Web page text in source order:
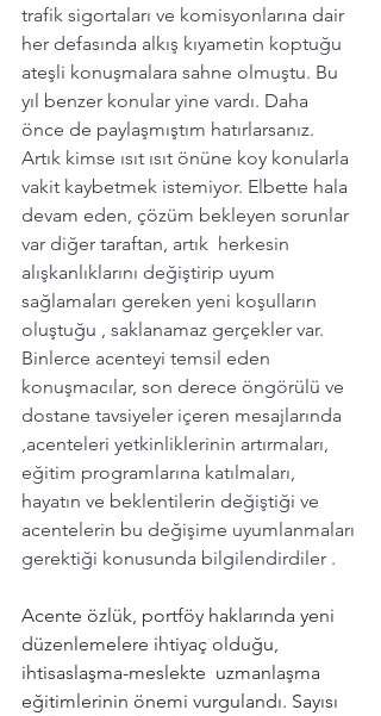
trafik sigortaları ve komisyonlarına dair
her defasında alkış kıyametin koptuğu
ateşli konuşmalara sahne olmuştu. Bu
yıl benzer konular yine vardı. Daha
önce de paylaşmıştım hatırlarsanız.
Artık kimse ısıt ısıt önüne koy konularla
vakit kaybetmek istemiyor. Elbette hala
devam eden, çözüm bekleyen sorunlar
var diğer taraftan, artık  herkesin
alışkanlıklarını değiştirip uyum
sağlamaları gereken yeni koşulların
oluştuğu , saklanamaz gerçekler var.
Binlerce acenteyi temsil eden
konuşmacılar, son derece öngörülü ve
dostane tavsiyeler içeren mesajlarında
,acenteleri yetkinliklerinin artırmaları,
eğitim programlarına katılmaları,
hayatın ve beklentilerin değiştiği ve
acentelerin bu değişime uyumlanmaları
gerektiği konusunda bilgilendirdiler .
Acente özlük, portföy haklarında yeni
düzenlemelere ihtiyaç olduğu,
ihtisaslaşma-meslekte  uzmanlaşma
eğitimlerinin önemi vurgulandı. Sayısı